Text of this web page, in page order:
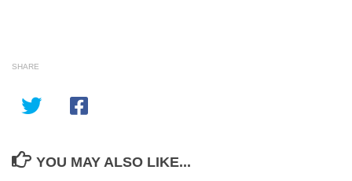
SHARE
YOU MAY ALSO LIKE...